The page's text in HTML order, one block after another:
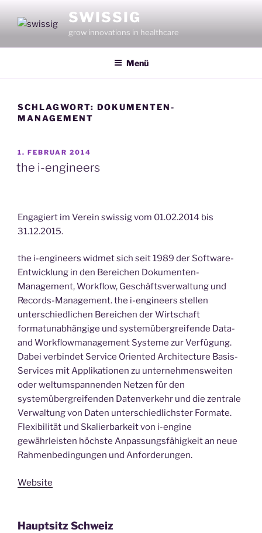
Inhalt
SWISSIG
grow innovations in healthcare
Menü
SCHLAGWORT: DOKUMENTEN-
MANAGEMENT
VERÖFFENTLICHT
AM
1. FEBRUAR 2014
the i-engineers
Engagiert im Verein swissig vom 01.02.2014 bis
31.12.2015.
the i-engineers widmet sich seit 1989 der Software-
Entwicklung in den Bereichen Dokumenten-
Management, Workflow, Geschäftsverwaltung und
Records-Management. the i-engineers stellen
unterschiedlichen Bereichen der Wirtschaft
formatunabhängige und systemübergreifende Data-
and Workflowmanagement Systeme zur Verfügung.
Dabei verbindet Service Oriented Architecture Basis-
Services mit Applikationen zu unternehmensweiten
oder weltumspannenden Netzen für den
systemübergreifenden Datenverkehr und die zentrale
Verwaltung von Daten unterschiedlichster Formate.
Flexibilität und Skalierbarkeit von i-engine
gewährleisten höchste Anpassungsfähigkeit an neue
Rahmenbedingungen und Anforderungen.
Website
Hauptsitz Schweiz